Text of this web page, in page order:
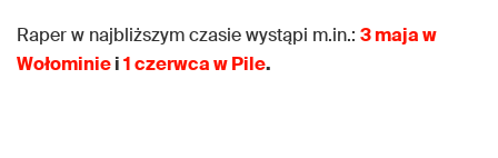
Raper w najbliższym czasie wystąpi m.in.: 3 maja w
Wołominiei1 czerwca w Pile.